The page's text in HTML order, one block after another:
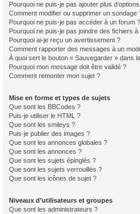
Pourquoi ne puis-je pas ajouter plus
Comment modifier ou supprimer un sondage
Pourquoi ne puis-je pas accéder à un forum ?
Pourquoi ne puis-je pas joindre des fichiers
Pourquoi ai-je reçu un avertissement ?
Comment rapporter des messages à un
À quoi sert le bouton « Sauvegarder » dans
Pourquoi mon message doit être validé ?
Comment remonter mon sujet ?
Mise en forme et types de sujets
Que sont les BBCodes ?
Puis-je utiliser le HTML ?
Que sont les smileys ?
Puis-je publier des images ?
Que sont les annonces globales ?
Que sont les annonces ?
Que sont les sujets épinglés ?
Que sont les sujets verrouillés ?
Que sont les icônes de sujet ?
Niveaux d’utilisateurs et groupes
Que sont les administrateurs ?